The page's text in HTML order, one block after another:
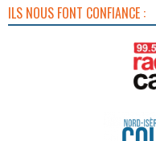
ILS NOUS FONT CONFIANCE :